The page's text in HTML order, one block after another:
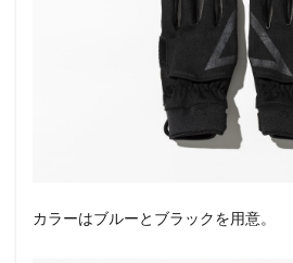
カラーはブルーとブラックを用意。